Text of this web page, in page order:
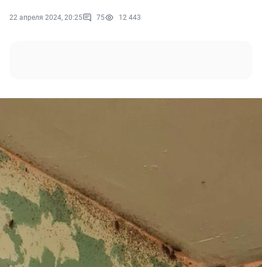
22 апреля 2024, 20:25 75 12 443